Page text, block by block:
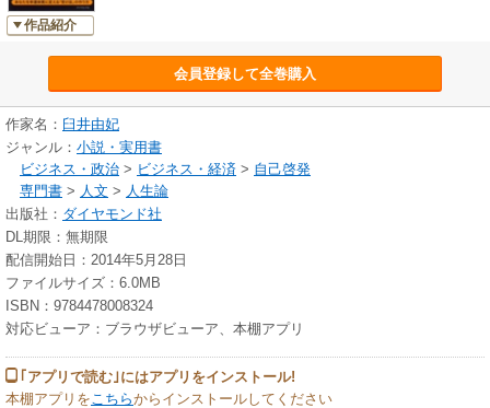
作品紹介
会員登録して全巻購入
作家名： 臼井由妃
ジャンル： 小説・実用書
ビジネス・政治 > ビジネス・経済 > 自己啓発
専門書 > 人文 > 人生論
出版社： ダイヤモンド社
DL期限：無期限
配信開始日：2014年5月28日
ファイルサイズ：6.0MB
ISBN：9784478008324
対応ビューア：ブラウザビューア、本棚アプリ
｢アプリで読む｣にはアプリをインストール!
本棚アプリを こちらからインストールしてください